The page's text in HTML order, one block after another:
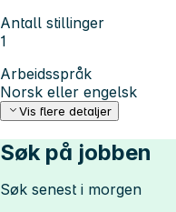
Antall stillinger
1
Arbeidsspråk
Norsk eller engelsk
Vis flere detaljer
Søk på jobben
Søk senest i morgen